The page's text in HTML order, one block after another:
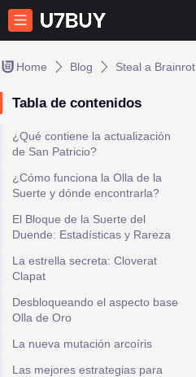
Home Blog Steal a Brainrot
Tabla de contenidos
¿Qué contiene la actualización
de San Patricio?
¿Cómo funciona la Olla de la
Suerte y dónde encontrarla?
El Bloque de la Suerte del
Duende: Estadísticas y Rareza
La estrella secreta: Cloverat
Clapat
Desbloqueando el aspecto base
Olla de Oro
La nueva mutación arcoíris
Las mejores estrategias para